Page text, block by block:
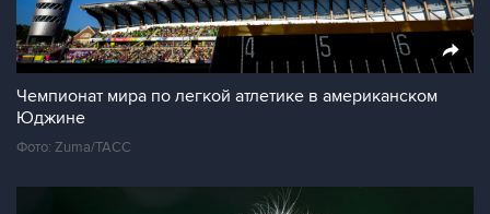
Чемпионат мира по легкой атлетике в американском
Юджине
Фото: Zuma/ТАСС